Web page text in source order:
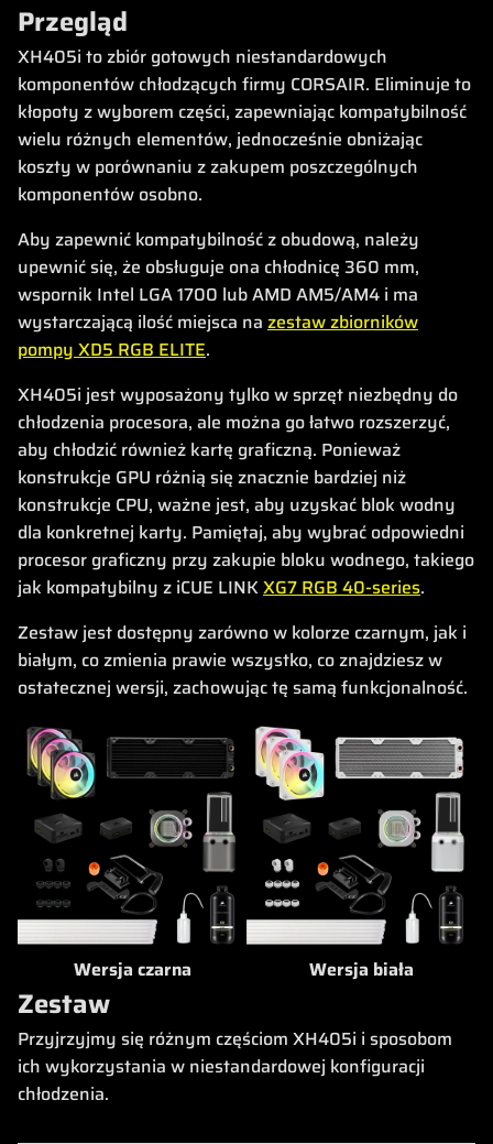
Przegląd
XH405i to zbiór gotowych niestandardowych
komponentów chłodzących firmy CORSAIR. Eliminuje to
kłopoty z wyborem części, zapewniając kompatybilność
wielu różnych elementów, jednocześnie obniżając
koszty w porównaniu z zakupem poszczególnych
komponentów osobno.
Aby zapewnić kompatybilność z obudową, należy
upewnić się, że obsługuje ona chłodnicę 360 mm,
wspornik Intel LGA 1700 lub AMD AM5/AM4 i ma
wystarczającą ilość miejsca na zestaw zbiorników
pompy XD5 RGB ELITE.
XH405i jest wyposażony tylko w sprzęt niezbędny do
chłodzenia procesora, ale można go łatwo rozszerzyć,
aby chłodzić również kartę graficzną. Ponieważ
konstrukcje GPU różnią się znacznie bardziej niż
konstrukcje CPU, ważne jest, aby uzyskać blok wodny
dla konkretnej karty. Pamiętaj, aby wybrać odpowiedni
procesor graficzny przy zakupie bloku wodnego, takiego
jak kompatybilny z iCUE LINKXG7 RGB 40-series.
Zestaw jest dostępny zarówno w kolorze czarnym, jak i
białym, co zmienia prawie wszystko, co znajdziesz w
ostatecznej wersji, zachowując tę samą funkcjonalność.
Wersja czarna Wersja biała
Zestaw
Przyjrzyjmy się różnym częściom XH405i i sposobom
ich wykorzystania w niestandardowej konfiguracji
chłodzenia.